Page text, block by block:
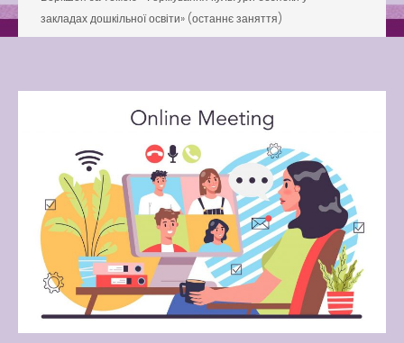
Latter match class
Swimming Lessons at New
Pool
Play is Our Brain’s Favorite
Way
Latter match class
New Friends Everyday at
закладах дошкільної освіти» (останнє заняття)